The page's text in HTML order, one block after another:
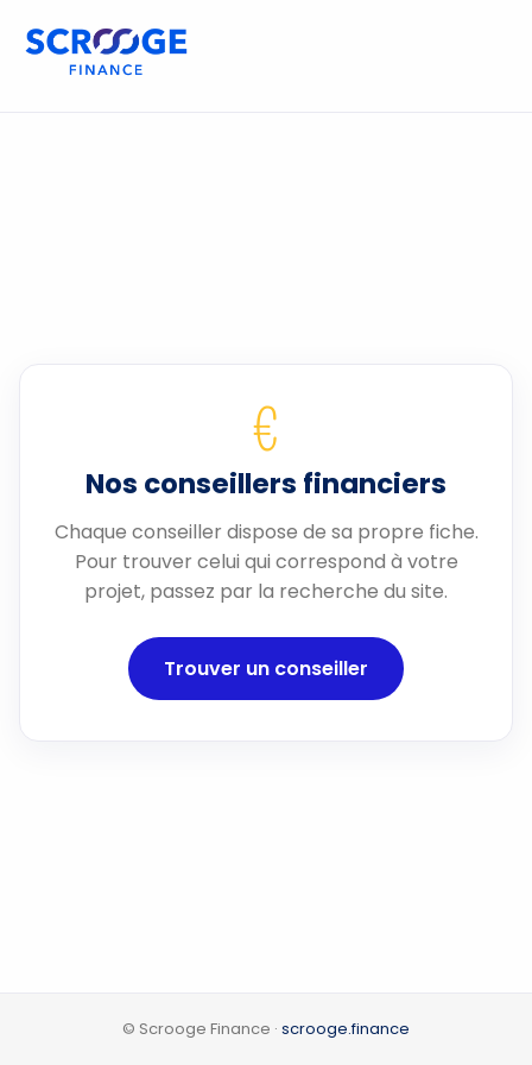
€
Nos conseillers financiers
Chaque conseiller dispose de sa propre fiche.
Pour trouver celui qui correspond à votre
projet, passez par la recherche du site.
Trouver un conseiller
© Scrooge Finance · scrooge.finance